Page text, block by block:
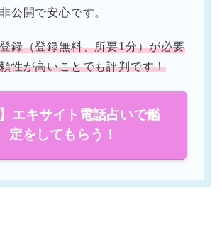
公開で安心です。
録（登録無料、所要1分）が必要
性が高いことでも評判です！
】エキサイト電話占いで鑑
定をしてもらう！